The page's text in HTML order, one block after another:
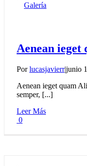
Galería
Aenean ieget
Porlucasjavierr|junio
Aenean ieget quam
semper, [...]
Leer Más
0